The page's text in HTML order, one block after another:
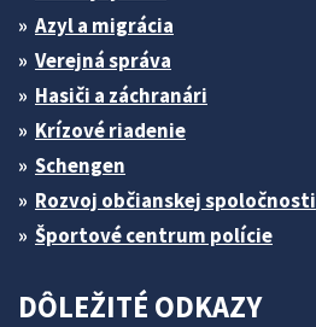
Azyl a migrácia
Verejná správa
Hasiči a záchranári
Krízové riadenie
Schengen
Rozvoj občianskej spoločnosti
Športové centrum polície
DÔLEŽITÉ ODKAZY